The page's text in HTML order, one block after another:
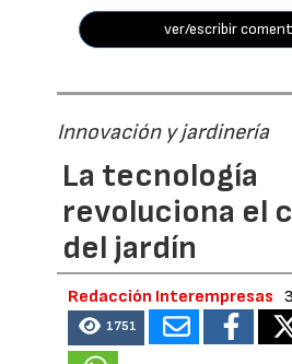
ver/escribir
Innovación y jardinería
La tecnología
revoluciona el
del jardín
Redacción Interempresas
1751